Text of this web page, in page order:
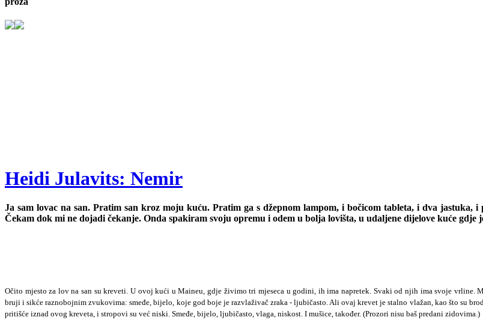
Heidi Julavits: Nemir
Ja sam lovac na san. Pratim san kroz moju kuću. Pratim ga s džepnom lampom, i bočicom tableta, i dva
Čekam dok mi ne dojadi čekanje. Onda spakiram svoju opremu i odem u bolja lovišta, u udaljene dijelove kuće
Očito mjesto za lov na san su kreveti. U ovoj kući u Maineu, gdje živimo tri mjeseca u godini, ih ima napretek. Svaki od njih ima svoje vrline.
bruji i sikće raznobojnim zvukovima: smeđe, bijelo, koje god boje je razvlaživač zraka - ljubičasto. Ali ovaj krevet je stalno vlažan, kao što su
pritišće iznad ovog kreveta, i stropovi su već niski. Smeđe, bijelo, ljubičasto, vlaga, niskost. I mušice, također. (Prozori nisu baš predani zidovima.)